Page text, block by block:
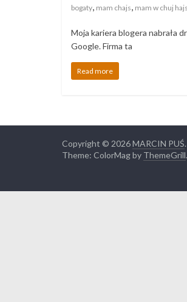
bogaty, mam chajs, mam w chuj
Moja kariera blogera nabrała
Google. Firma ta
Read more
Copyright © 2026MARCIN PUŚ
Theme: ColorMag by ThemeGrill